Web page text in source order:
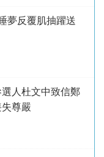
夢反覆肌抽躍送
人杜文中致信鄭
尊嚴